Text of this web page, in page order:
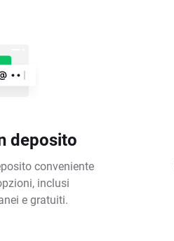
deposito
conveniente
inclusi
e gratuiti.